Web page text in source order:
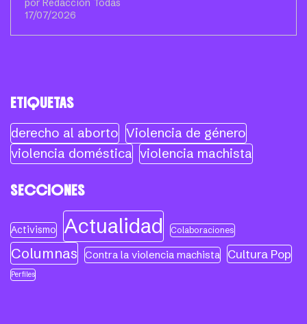
por Redacción Todas
17/07/2026
ETIQUETAS
derecho al aborto Violencia de género
violencia doméstica violencia machista
SECCIONES
Activismo Actualidad Colaboraciones
Columnas Contra la violencia machista Cultura Pop
Perfiles